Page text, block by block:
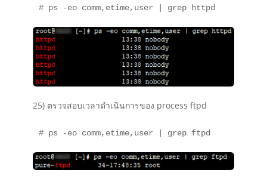
# ps -eo comm,etime,user | grep httpd
25) ตรวจสอบเวลาดำเนินการของ process ftpd
# ps -eo comm,etime,user | grep ftpd